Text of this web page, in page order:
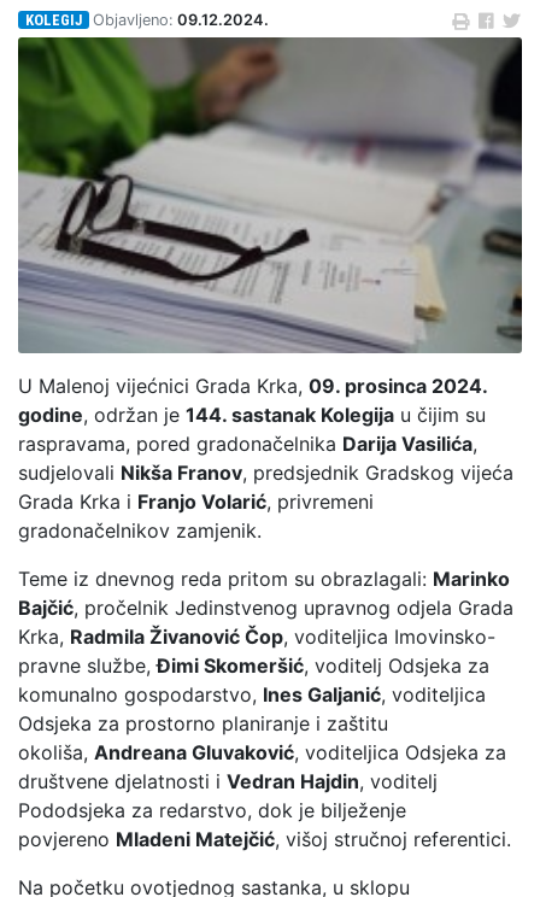
KOLEGIJ Objavljeno: 09.12.2024.
U Malenoj vijećnici Grada Krka, 09. prosinca 2024.
godine, održan je 144. sastanak Kolegija u čijim su
raspravama, pored gradonačelnika Darija Vasilića,
sudjelovali Nikša Franov, predsjednik Gradskog vijeća
Grada Krka i Franjo Volarić, privremeni
gradonačelnikov zamjenik.
Teme iz dnevnog reda pritom su obrazlagali: Marinko
Bajčić, pročelnik Jedinstvenog upravnog odjela Grada
Krka, Radmila Živanović Čop, voditeljica Imovinsko-
pravne službe,Đimi Skomeršić, voditelj Odsjeka za
komunalno gospodarstvo, Ines Galjanić, voditeljica
Odsjeka za prostorno planiranje i zaštitu
okoliša, Andreana Gluvaković, voditeljica Odsjeka za
društvene djelatnosti i Vedran Hajdin, voditelj
Pododsjeka za redarstvo, dok je bilježenje
povjereno Mladeni Matejčić, višoj stručnoj referentici.
Na početku ovotjednog sastanka, u sklopu